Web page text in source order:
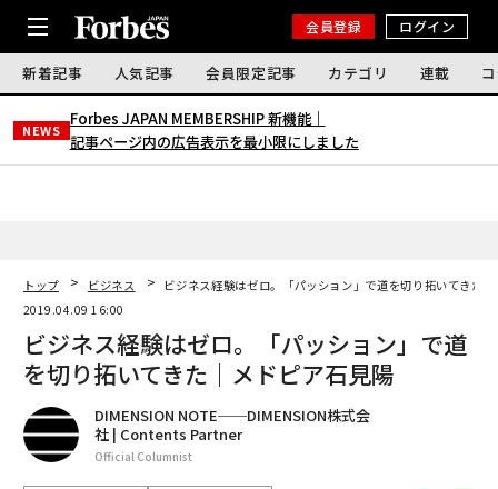
会員登録 ログイン
新着記事 人気記事 会員限定記事 カテゴリ 連載
NEWS
Forbes JAPAN MEMBERSHIP 新機能｜
記事ページ内の広告表示を最小限にしました
トップ ビジネス
ビジネス経験はゼロ。「パッション」で道を切り拓いてきた
2019.04.09 16:00
ビジネス経験はゼロ。「パッション」で道
を切り拓いてきた｜メドピア石見陽
DIMENSION NOTE──DIMENSION株式会
社 | Contents Partner
Official Columnist